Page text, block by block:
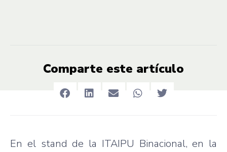
Comparte este artículo
En el stand de la ITAIPU Binacional, en la